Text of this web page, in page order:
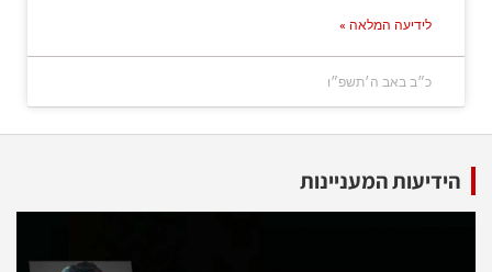
לידיעה המלאה »
כ״ב באב ה׳תשפ״ו
הידיעות המעניינות